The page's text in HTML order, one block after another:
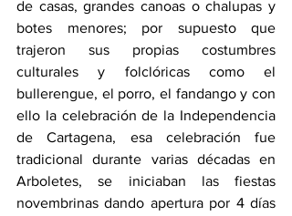
de casas, grandes canoas o chalupas y
botes menores; por supuesto que
trajeron sus propias costumbres
culturales y folclóricas como el
bullerengue, el porro, el fandango y con
ello la celebración de la Independencia
de Cartagena, esa celebración fue
tradicional durante varias décadas en
Arboletes, se iniciaban las fiestas
novembrinas dando apertura por 4 días